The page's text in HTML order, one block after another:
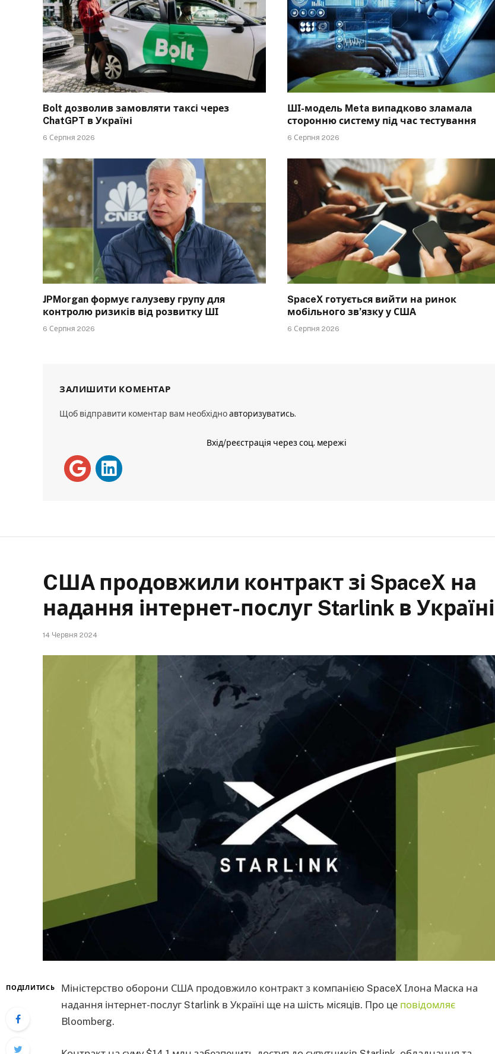
Bolt дозволив замовляти таксі через
ChatGPT в Україні
6 Серпня 2026
ШІ-модель Meta випадково зламала
сторонню систему під час тестування
6 Серпня 2026
JPMorgan формує галузеву групу для
контролю ризиків від розвитку ШІ
6 Серпня 2026
SpaceX готується вийти на ринок
мобільного зв’язку у США
6 Серпня 2026
ЗАЛИШИТИ КОМЕНТАР
Щоб відправити коментар вам необхідноавторизуватись.
Вхід/реєстрація через соц. мережі
CША продовжили контракт зі SpaceX на
надання інтернет-послуг Starlink в Україні
14 Червня 2024
ПОДІЛИТИСЬ
Міністерство оборони США продовжило контракт з компанією SpaceX Ілона Маска на
надання інтернет-послуг Starlink в Україні ще на шість місяців. Про це повідомляє
Bloomberg.